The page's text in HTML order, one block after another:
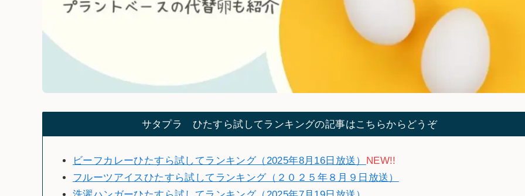
サタプラ ひたすら試してランキングの記事はこちらからどうぞ
ビーフカレーひたすら試してランキング（2025年8月16日放送） NEW!!
フルーツアイスひたすら試してランキング（２０２５年８月９日放送）